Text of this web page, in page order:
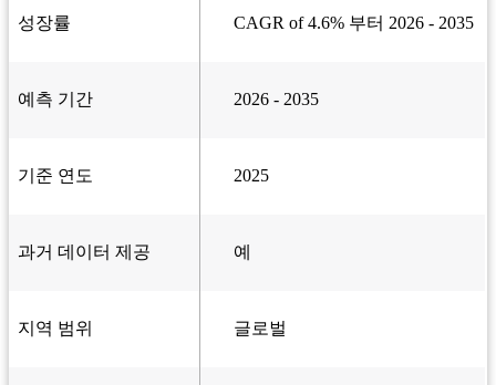
성장률 CAGR of 4.6% 부터 2026 - 2035
예측 기간 2026 - 2035
기준 연도 2025
과거 데이터 제공 예
지역 범위 글로벌